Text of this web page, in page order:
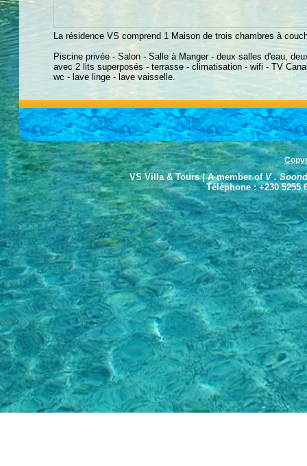
La résidence VS comprend 1 Maison de trois chambres à
Piscine privée - Salon - Salle à Manger - deux salles d'eau,
avec 2 lits superposés - terrasse - climatisation - wifi - TV
wc - lave linge - lave vaisselle.
VS Villa & Tours | A member ofV .
Téléphone : +230 5255